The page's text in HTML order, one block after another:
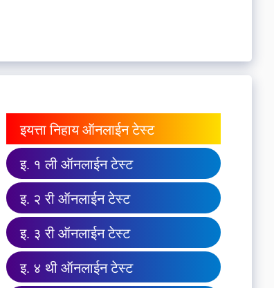
इयत्ता निहाय ऑनलाईन टेस्ट
इ. १ ली ऑनलाईन टेस्ट
इ. २ री ऑनलाईन टेस्ट
इ. ३ री ऑनलाईन टेस्ट
इ. ४ थी ऑनलाईन टेस्ट